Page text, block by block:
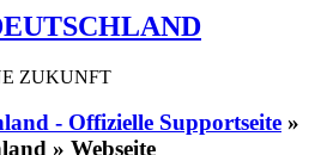
ZUKUNFT
- Offizielle Supportseite »
» Webseite